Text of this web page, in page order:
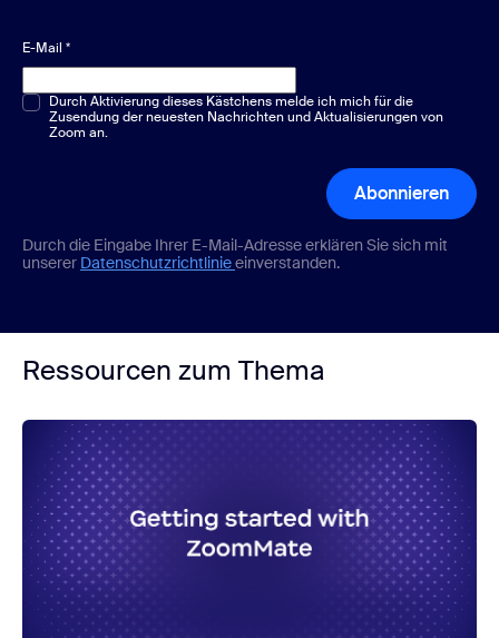
E-Mail *
Multiple-Choice oder Single-Choice*
Durch Aktivierung dieses Kästchens melde ich mich für die
Zusendung der neuesten Nachrichten und Aktualisierungen von
Zoom an.
Abonnieren
Durch die Eingabe Ihrer E-Mail-Adresse erklären Sie sich mit
unserer Datenschutzrichtlinieeinverstanden.
Ressourcen zum Thema